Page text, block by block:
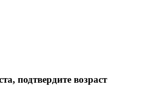
подтвердите возраст